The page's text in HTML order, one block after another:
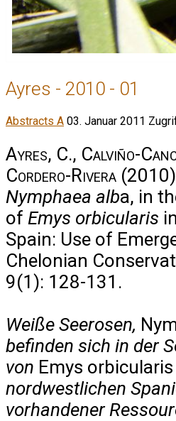
Ayres - 2010 - 01
Abstracts A 03. Januar 2011
Ayres, C., Calviño-
Cordero-Rivera
Nymphaea alba, in
of Emys orbicularis
Spain: Use of
Chelonian
9(1): 128-131.
Weiße Seerosen,
befinden sich in der
von Emys orbicularis
nordwestlichen
vorhandener